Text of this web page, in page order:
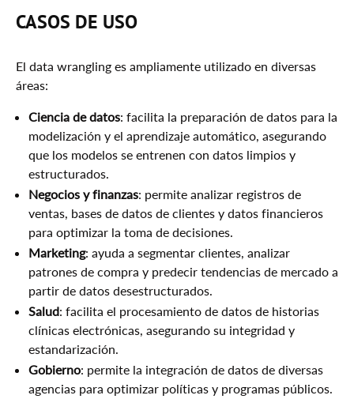
CASOS DE USO
El data wrangling es ampliamente utilizado en diversas
áreas:
Ciencia de datos: facilita la preparación de datos para la
modelización y el aprendizaje automático, asegurando
que los modelos se entrenen con datos limpios y
estructurados.
Negocios y finanzas: permite analizar registros de
ventas, bases de datos de clientes y datos financieros
para optimizar la toma de decisiones.
Marketing: ayuda a segmentar clientes, analizar
patrones de compra y predecir tendencias de mercado a
partir de datos desestructurados.
Salud: facilita el procesamiento de datos de historias
clínicas electrónicas, asegurando su integridad y
estandarización.
Gobierno: permite la integración de datos de diversas
agencias para optimizar políticas y programas públicos.